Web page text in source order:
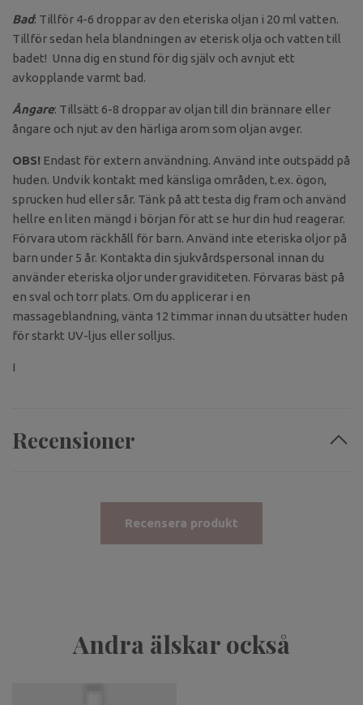
Bad: Tillför 4-6 droppar av den eteriska oljan i 20 ml vatten.
Tillför sedan hela blandningen av eterisk olja och vatten till
badet! Unna dig en stund för dig själv och avnjut ett
avkopplande varmt bad.
Ångare: Tillsätt 6-8 droppar av oljan till din brännare eller
ångare och njut av den härliga arom som oljan avger.
OBS! Endast för extern användning. Använd inte outspädd på
huden. Undvik kontakt med känsliga områden, t.ex. ögon,
sprucken hud eller sår. Tänk på att testa dig fram och använd
hellre en liten mängd i början för att se hur din hud reagerar.
Förvara utom räckhåll för barn. Använd inte eteriska oljor på
barn under 5 år. Kontakta din sjukvårdspersonal innan du
använder eteriska oljor under graviditeten. Förvaras bäst på
en sval och torr plats. Om du applicerar i en
massageblandning, vänta 12 timmar innan du utsätter huden
för starkt UV-ljus eller solljus.
I
Recensioner
Recensera produkt
Andra älskar också